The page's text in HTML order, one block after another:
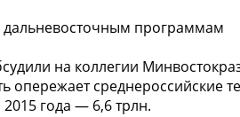
дальневосточным программам
на коллегии
опережает среднероссийские
года — 6,6 трлн.